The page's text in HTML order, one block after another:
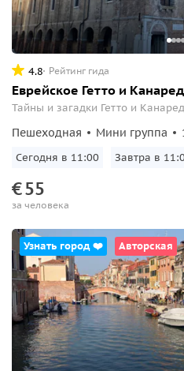
4.8 Рейтинг гида
Еврейскоe Гетто и
Тайны и загадки Гетто и
Пешеходная Мини группа
Сегодня в 11:00 Завтра в
€55
за человека
Узнать город ❤️ Авторская